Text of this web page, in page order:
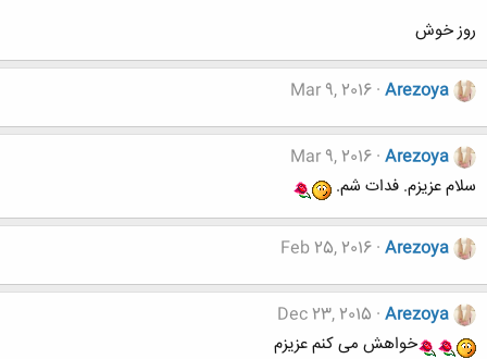
روز خوش
Arezoya
Mar 9, 2016
Arezoya
Mar 9, 2016
سلام عزیزم. فدات شم.
Arezoya
Feb 25, 2016
Arezoya
Dec 23, 2015
خواهش می کنم عزیزم